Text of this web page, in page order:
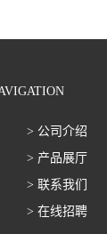
> 公司介绍
> 产品展厅
> 联系我们
> 在线招聘